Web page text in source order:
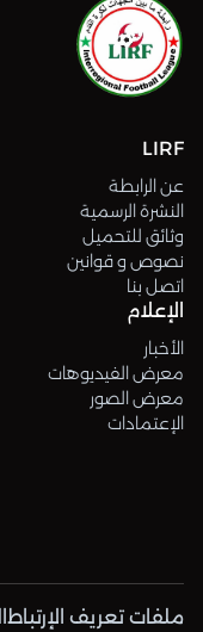
LIRF
عن الرابطة
النشرة الرسمية
وثائق للتحميل
نصوص و قوانين
اتصل بنا
الإعلام
الأخبار
معرض الفيديوهات
معرض الصور
الإعتمادات
ملفات تعريف الإرتباط